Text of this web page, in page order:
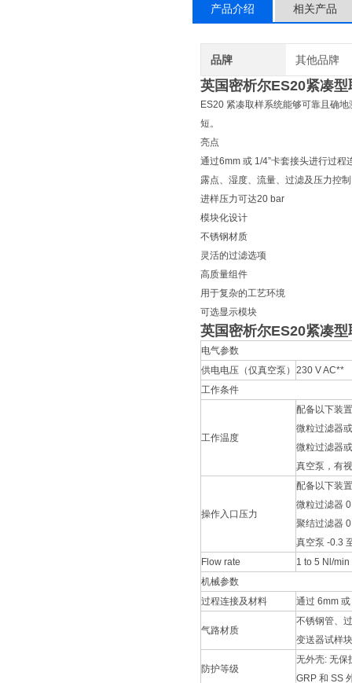
产品介绍 相关产品
品牌 其他品牌
英国密析尔ES20紧凑
ES20 紧凑取样系统能够可靠且确
短。
亮点
通过6mm 或 1/4”卡套接头进行过程
露点、湿度、流量、过滤及压力控制
进样压力可达20 bar
模块化设计
不锈钢材质
灵活的过滤选项
高质量组件
用于复杂的工艺环境
可选显示模块
英国密析尔ES20紧凑
电气参数
供电电压（仅真空泵） 230 V AC**
工作条件
工作温度
配备以下装
微粒过滤器
微粒过滤器
真空泵，有
操作入口压力
配备以下装
微粒过滤器
聚结过滤器
真空泵 -0.3
Flow rate
1 to 5 Nl/min
机械参数
过程连接及材料
通过 6mm
气路材质
不锈钢管、
变送器试样
防护等级
无外壳: 无保
GRP 和 SS